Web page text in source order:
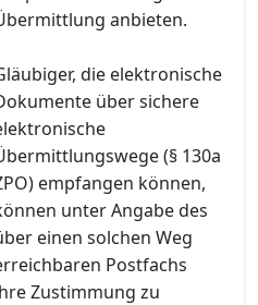
anbieten.
die elektronische
über sichere
(§ 130a
empfangen können,
unter Angabe des
einen solchen Weg
Postfachs
Zustimmung zu